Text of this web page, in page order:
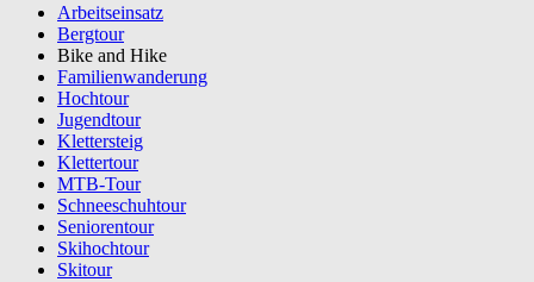
Arbeitseinsatz
Bergtour
Bike and Hike
Familienwanderung
Hochtour
Jugendtour
Klettersteig
Klettertour
MTB-Tour
Schneeschuhtour
Seniorentour
Skihochtour
Skitour